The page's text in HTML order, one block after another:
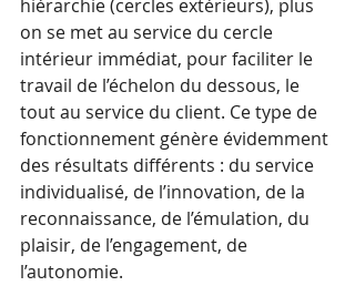
hiérarchie (cercles extérieurs), plus
on se met au service du cercle
intérieur immédiat, pour faciliter le
travail de l’échelon du dessous, le
tout au service du client. Ce type de
fonctionnement génère évidemment
des résultats différents : du service
individualisé, de l’innovation, de la
reconnaissance, de l’émulation, du
plaisir, de l’engagement, de
l’autonomie.